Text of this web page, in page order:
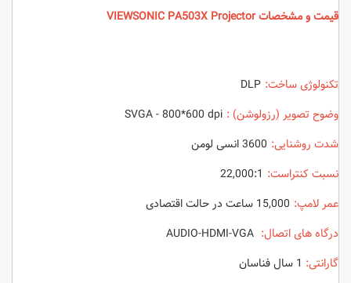
قیمت و مشخصات VIEWSONIC PA503X Projector
تکنولوژی ساخت:
وضوح تصویر (رزولوشن) :
شدت روشنایی:
نسبت کنتراست: 22,000:1
عمر لامپ:
درگاه های اتصال:
گارانتی: